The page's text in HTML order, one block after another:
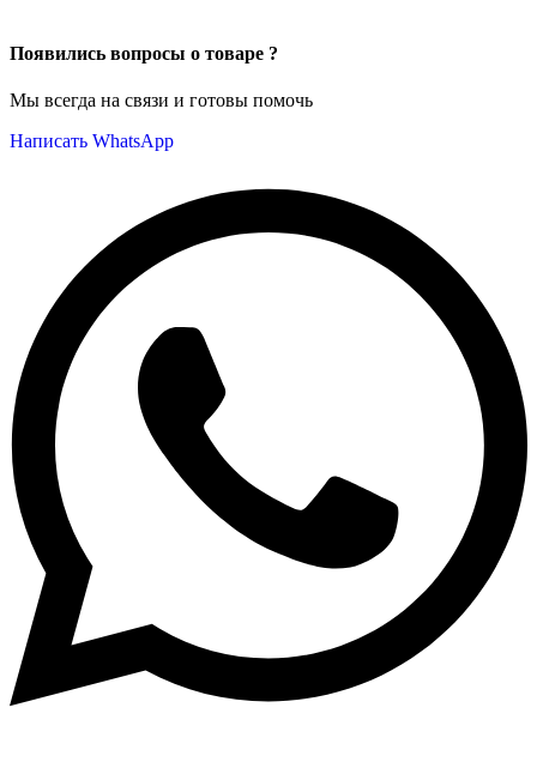
Появились вопросы о товаре ?
Мы всегда на связи и готовы помочь
Написать WhatsApp